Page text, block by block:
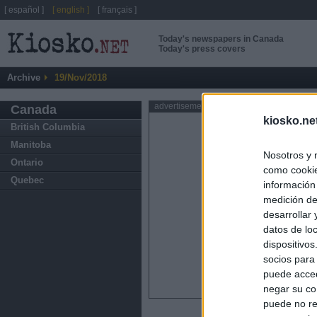
Nosotros y
como
medición
desarrollar
datos de
socios
puede
negar su
puede no
Today's newspapers in Canada
Today's press covers
Archive 19/Nov/2018
Canada
British Columbia
Manitoba
Ontario
Quebec
advertisement
[ español ] [ english ] [ français ]